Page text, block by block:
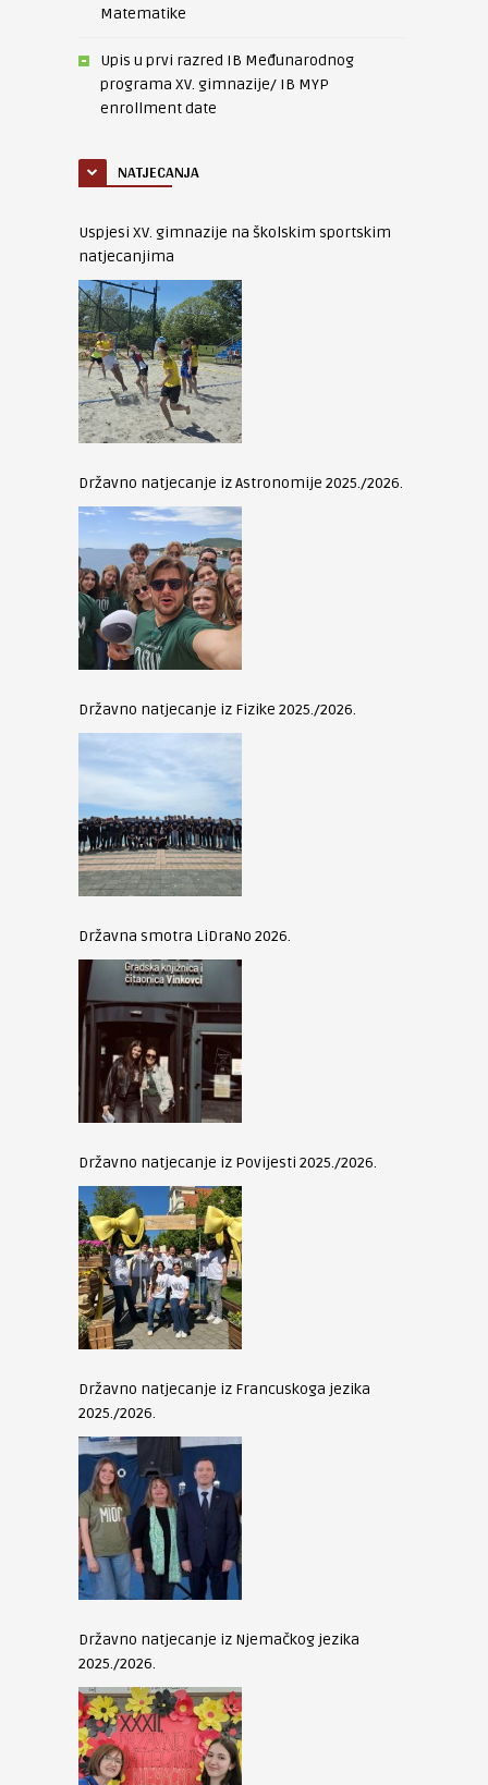
Matematike
Upis u prvi razred IB Međunarodnog
programa XV. gimnazije/ IB MYP
enrollment date
NATJECANJA
Uspjesi XV. gimnazije na školskim sportskim
natjecanjima
Državno natjecanje iz Astronomije 2025./2026.
Državno natjecanje iz Fizike 2025./2026.
Državna smotra LiDraNo 2026.
Državno natjecanje iz Povijesti 2025./2026.
Državno natjecanje iz Francuskoga jezika
2025./2026.
Državno natjecanje iz Njemačkog jezika
2025./2026.